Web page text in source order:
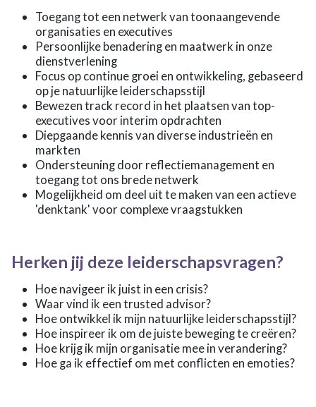
Toegang tot een netwerk van toonaangevende
organisaties en executives
Persoonlijke benadering en maatwerk in onze
dienstverlening
Focus op continue groei en ontwikkeling, gebaseerd
op je natuurlijke leiderschapsstijl
Bewezen track record in het plaatsen van top-
executives voor interim opdrachten
Diepgaande kennis van diverse industrieën en
markten
Ondersteuning door reflectiemanagement en
toegang tot ons brede netwerk
Mogelijkheid om deel uit te maken van een actieve
'denktank' voor complexe vraagstukken
Herken jij deze leiderschapsvragen?
Hoe navigeer ik juist in een crisis?
Waar vind ik een trusted advisor?
Hoe ontwikkel ik mijn natuurlijke leiderschapsstijl?
Hoe inspireer ik om de juiste beweging te creëren?
Hoe krijg ik mijn organisatie mee in verandering?
Hoe ga ik effectief om met conflicten en emoties?